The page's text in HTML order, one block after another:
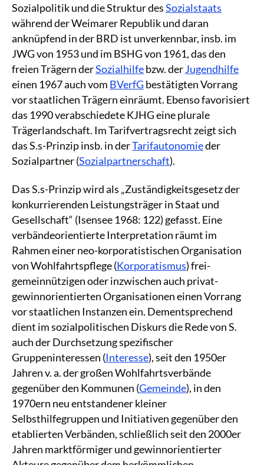
Sozialpolitik und die Struktur desSozialstaats
während der Weimarer Republik und daran
anknüpfend in der BRD ist unverkennbar, insb. im
JWG von 1953 und im BSHG von 1961, das den
freien Trägern derSozialhilfebzw. derJugendhilfe
einen 1967 auch vom BVerfG bestätigten Vorrang
vor staatlichen Trägern einräumt. Ebenso favorisiert
das 1990 verabschiedete KJHG eine plurale
Trägerlandschaft. Im Tarifvertragsrecht zeigt sich
das S.s-Prinzip insb. in derTarifautonomieder
Sozialpartner (Sozialpartnerschaft).
Das S.s-Prinzip wird als „Zuständigkeitsgesetz der
konkurrierenden Leistungsträger in Staat und
Gesellschaft“ (Isensee 1968: 122) gefasst. Eine
verbändeorientierte Interpretation räumt im
Rahmen einer neo-korporatistischen Organisation
von Wohlfahrtspflege (Korporatismus) frei-
gemeinnützigen oder inzwischen auch privat-
gewinnorientierten Organisationen einen Vorrang
vor staatlichen Instanzen ein. Dementsprechend
dient im sozialpolitischen Diskurs die Rede von S.
auch der Durchsetzung spezifischer
Gruppeninteressen (Interesse), seit den 1950er
Jahren v. a. der großen Wohlfahrtsverbände
gegenüber den Kommunen (Gemeinde), in den
1970ern neu entstandener kleiner
Selbsthilfegruppen und Initiativen gegenüber den
etablierten Verbänden, schließlich seit den 2000er
Jahren marktförmiger und gewinnorientierter